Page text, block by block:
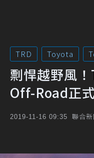
TRD Toyota
剽悍越野風
Off-Road正
2019-11-16 09:35 聯合